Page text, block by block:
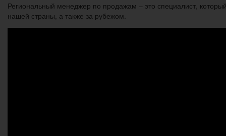
Региональный менеджер по продажам – это специалист,
нашей страны, а также за рубежом.